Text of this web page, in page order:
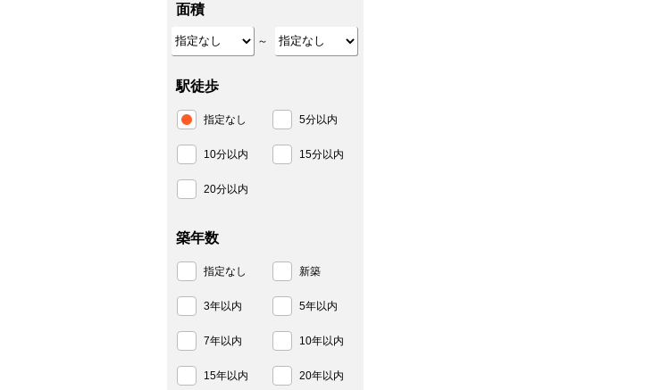
面積
～
駅徒歩
指定なし 5分以内
10分以内 15分以内
20分以内
築年数
指定なし 新築
3年以内 5年以内
7年以内 10年以内
15年以内 20年以内